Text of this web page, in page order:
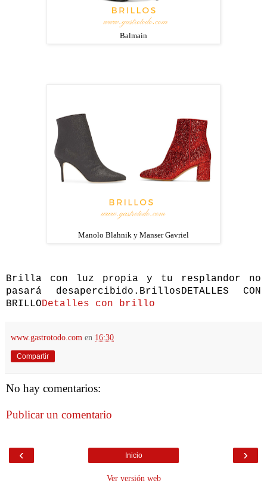
Balmain
Manolo Blahnik y Manser Gavriel
Brilla con luz propia y tu resplandor no
pasará desapercibido.BrillosDETALLES CON
BRILLODetalles con brillo
www.gastrotodo.com en 16:30
Compartir
No hay comentarios:
Publicar un comentario
‹ ›
Inicio
Ver versión web